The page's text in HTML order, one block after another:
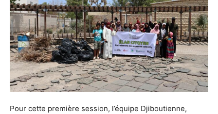
Pour cette première session, l’équipe Djiboutienne,